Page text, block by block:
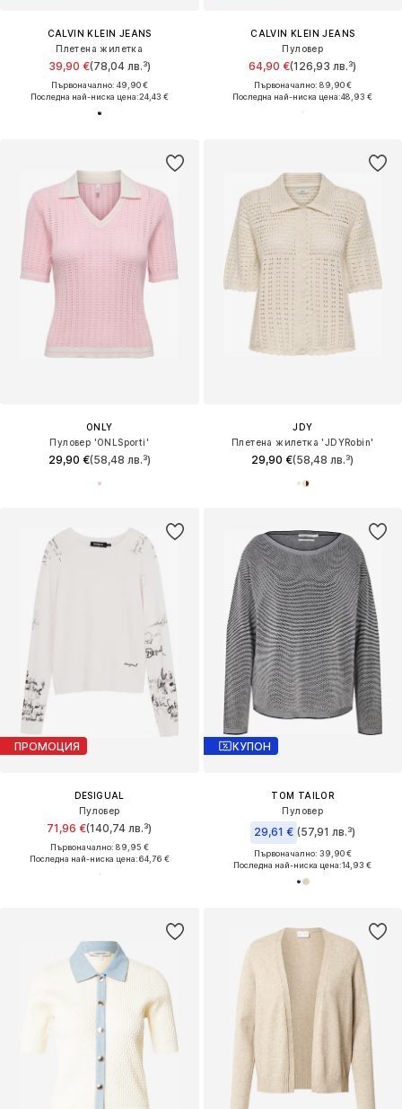
CALVIN KLEIN JEANS
Плетена жилетка
39,90 €(78,04 лв.³)
Първоначално: 49,90 €
Последна най-ниска цена:24,43 €
CALVIN KLEIN JEANS
Пуловер
64,90 €(126,93 лв.³)
Първоначално: 89,90 €
Последна най-ниска цена:48,93 €
ONLY
Пуловер 'ONLSporti'
29,90 €(58,48 лв.³)
JDY
Плетена жилетка 'JDYRobin'
29,90 €(58,48 лв.³)
ПРОМОЦИЯ
DESIGUAL
Пуловер
71,96 €(140,74 лв.³)
Първоначално: 89,95 €
Последна най-ниска цена:64,76 €
КУПОН
TOM TAILOR
Пуловер
29,61 € (57,91 лв.³)
Първоначално: 39,90 €
Последна най-ниска цена:14,93 €